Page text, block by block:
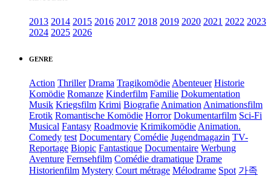
2013 2014 2015 2016 2017 2018 2019 2020 2021 2022 2023
2024 2025 2026
GENRE
Action Thriller Drama Tragikomödie Abenteuer Historie
Komödie Romanze Kinderfilm Familie Dokumentation
Musik Kriegsfilm Krimi Biografie Animation Animationsfilm
Erotik Romantische Komödie Horror Dokumentarfilm Sci-Fi
Musical Fantasy Roadmovie Krimikomödie Animation.
Comedy test Documentary Comédie Jugendmagazin TV-
Reportage Biopic Fantastique Documentaire Werbung
Aventure Fernsehfilm Comédie dramatique Drame
Historienfilm Mystery Court métrage Mélodrame Spot 가족